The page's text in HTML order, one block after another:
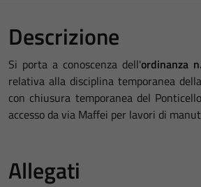
Descrizione
Si porta a conoscenza dell'ordinanza
relativa alla disciplina temporanea
con chiusura temporanea del
accesso da via Maffei per lavori di
Allegati